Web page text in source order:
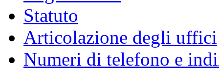
Statuto
Articolazione degli uffici
Numeri di telefono e